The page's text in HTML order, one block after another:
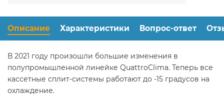
Описание Характеристики Вопрос-ответ
В 2021 году произошли большие изменения в
полупромышленной линейке QuattroClima. Теперь все
кассетные сплит-системы работают до -15 градусов на
охлаждение.